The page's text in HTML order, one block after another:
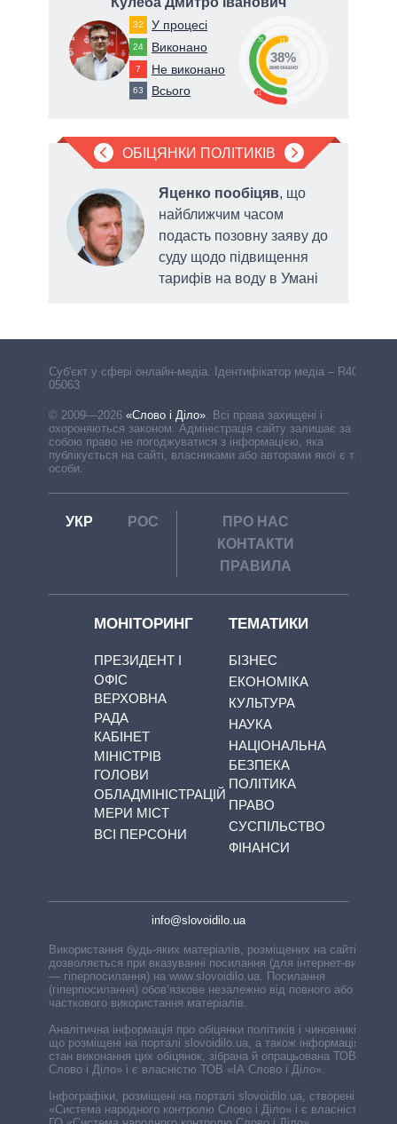
32 У процесі
24 Виконано
7 Не виконано
63 Всього 11
38 51
38%
виконано
ОБІЦЯНКИ ПОЛІТИКІВ
Яценко пообіцяв, що
найближчим часом
подасть позовну заяву до
суду щодо підвищення
тарифів на воду в Умані
Cуб'єкт у сфері онлайн-медіа. Ідентифікатор медіа – R40-
05063
© 2009—2026 «Слово і Діло». Всі права захищені і
охороняються законом. Адміністрація сайту залишає за
собою право не погоджуватися з інформацією, яка
публікується на сайті, власниками або авторами якої є треті
особи.
УКР РОС
ПРО НАС
КОНТАКТИ
ПРАВИЛА
МОНІТОРИНГ
ПРЕЗИДЕНТ І
ОФІС
ВЕРХОВНА
РАДА
КАБІНЕТ
МІНІСТРІВ
ГОЛОВИ
ОБЛАДМІНІСТРАЦІЙ
МЕРИ МІСТ
ВСІ ПЕРСОНИ
ТЕМАТИКИ
БІЗНЕС
ЕКОНОМІКА
КУЛЬТУРА
НАУКА
НАЦІОНАЛЬНА
БЕЗПЕКА
ПОЛІТИКА
ПРАВО
СУСПІЛЬСТВО
ФІНАНСИ
info@slovoidilo.ua
Використання будь-яких матеріалів, розміщених на сайті,
дозволяється при вказуванні посилання (для інтернет-видань
— гіперпосилання) на www.slovoidilo.ua. Посилання
(гіперпосилання) обов’язкове незалежно від повного або
часткового використання матеріалів.
Аналітична інформація про обіцянки політиків і чиновників,
що розміщені на порталі slovoidilo.ua, а також інформація про
стан виконання цих обіцянок, зібрана й опрацьована ТОВ «ІА
Слово і Діло» і є власністю ТОВ «ІА Слово і Діло».
Інфографіки, розміщені на порталі slovoidilo.ua, створені ГО
«Система народного контролю Слово і Діло» і є власністю